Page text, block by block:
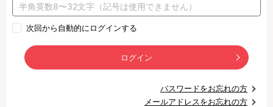
次回から自動的にログインする
ログイン
パスワードをお忘れの方
メールアドレスをお忘れの方